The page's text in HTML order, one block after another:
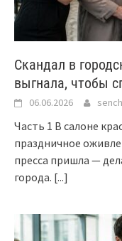
Скандал в
выгнала, чтобы
06.06.2026
Часть 1 В салоне
праздничное
пресса пришла —
города. [...]